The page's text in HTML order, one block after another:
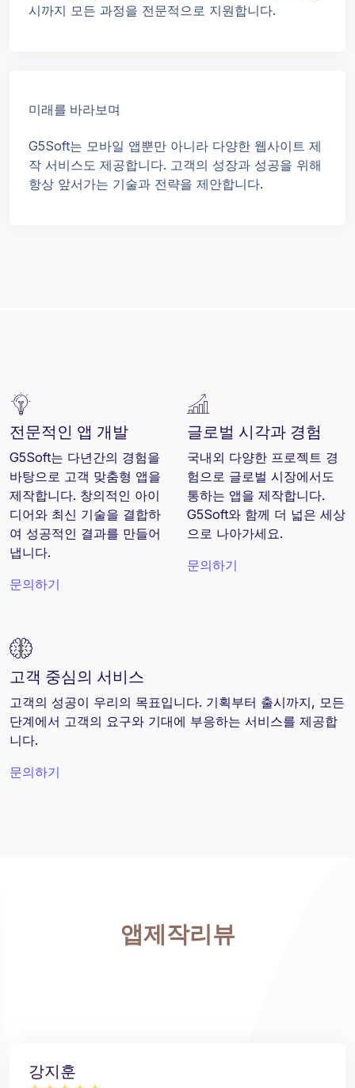
시까지 모든 과정을 전문적으로 지원합니다.
미래를 바라보며
G5Soft는 모바일 앱뿐만 아니라 다양한 웹사이트 제
작 서비스도 제공합니다. 고객의 성장과 성공을 위해
항상 앞서가는 기술과 전략을 제안합니다.
전문적인 앱 개발
G5Soft는 다년간의 경험을
바탕으로 고객 맞춤형 앱을
제작합니다. 창의적인 아이
디어와 최신 기술을 결합하
여 성공적인 결과를 만들어
냅니다.
문의하기
글로벌 시각과 경험
국내외 다양한 프로젝트 경
험으로 글로벌 시장에서도
통하는 앱을 제작합니다.
G5Soft와 함께 더 넓은 세상
으로 나아가세요.
문의하기
고객 중심의 서비스
고객의 성공이 우리의 목표입니다. 기획부터 출시까지, 모든
단계에서 고객의 요구와 기대에 부응하는 서비스를 제공합
니다.
문의하기
앱제작리뷰
강지훈